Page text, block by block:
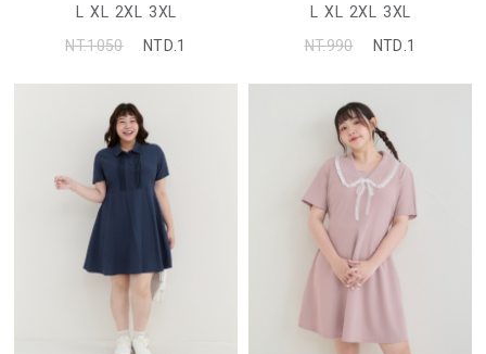
L XL 2XL 3XL
NT.1050
NTD.1
L XL 2XL 3XL
NT.990
NTD.1